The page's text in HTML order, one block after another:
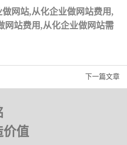
做网站,从化企业做网站费用,
网站费用,从化企业做网站需
下一篇文章
价值